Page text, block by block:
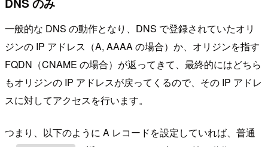
一般的な DNS の動作となり、DNS で登録されていたオリ
ジンの IP アドレス（A, AAAA の場合）か、オリジンを指す
FQDN（CNAME の場合）が返ってきて、最終的にはどちら
もオリジンの IP アドレスが戻ってくるので、その IP アドレ
スに対してアクセスを行います。
つまり、以下のように A レコードを設定していれば、普通